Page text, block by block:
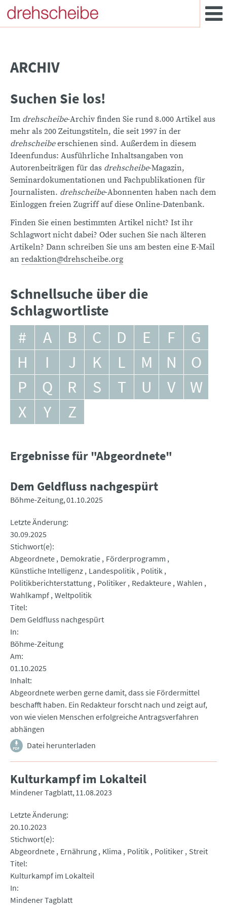
ARCHIV
Suchen Sie los!
Im drehscheibe-Archiv finden Sie rund 8.000 Artikel aus
mehr als 200 Zeitungstiteln, die seit 1997 in der
drehscheibeerschienen sind. Außerdem in diesem
Ideenfundus: Ausführliche Inhaltsangaben von
Autorenbeiträgen für das drehscheibe-Magazin,
Seminardokumentationen und Fachpublikationen für
Journalisten. drehscheibe-Abonnenten haben nach dem
Einloggen freien Zugriff auf diese Online-Datenbank.
Finden Sie einen bestimmten Artikel nicht? Ist ihr
Schlagwort nicht dabei? Oder suchen Sie nach älteren
Artikeln? Dann schreiben Sie uns am besten eine E-Mail
an redaktion@drehscheibe.org
Schnellsuche über die
Schlagwortliste
# A B C D E F
G
H
I J K L M N
O
P
Q R S T U V
W
X
Y Z
Ergebnisse für "Abgeordnete"
Dem Geldfluss nachgespürt
Böhme-Zeitung 01.10.2025
Letzte Änderung
30.09.2025
Stichwort(e)
Abgeordnete Demokratie Förderprogramm
Künstliche Intelligenz Landespolitik Politik
Politikberichterstattung Politiker Redakteure Wahlen
Wahlkampf Weltpolitik
Titel
Dem Geldfluss nachgespürt
In
Böhme-Zeitung
Am
01.10.2025
Inhalt
Abgeordnete werben gerne damit, dass sie Fördermittel
beschafft haben. Ein Redakteur forscht nach und zeigt auf,
von wie vielen Menschen erfolgreiche Antragsverfahren
abhängen
Datei herunterladen
Kulturkampf im Lokalteil
Mindener Tagblatt 11.08.2023
Letzte Änderung
20.10.2023
Stichwort(e)
Abgeordnete Ernährung Klima Politik Politiker Streit
Titel
Kulturkampf im Lokalteil
In
Mindener Tagblatt